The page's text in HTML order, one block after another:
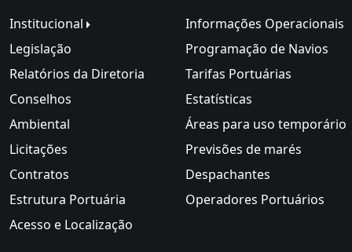
Institucional
Legislação
Relatórios da Diretoria
Conselhos
Ambiental
Licitações
Contratos
Estrutura Portuária
Acesso e Localização
Informações Operacionais
Programação de Navios
Tarifas Portuárias
Estatísticas
Áreas para uso temporário
Previsões de marés
Despachantes
Operadores Portuários